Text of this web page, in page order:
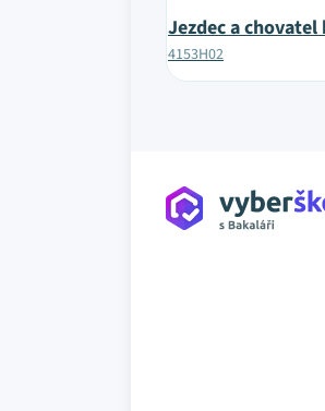
Jezdec a chovatel
4153H02